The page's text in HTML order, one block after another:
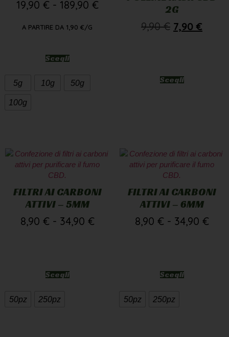
A PARTIRE DA1,90€/G
Scegli
10g
100g
FILTRI AI CARBONI
ATTIVI – 5MM
8,90 € - 34,90€
250pz
FILTRI AI CARBONI
ATTIVI – 6MM
8,90 € - 34,90€
250pz